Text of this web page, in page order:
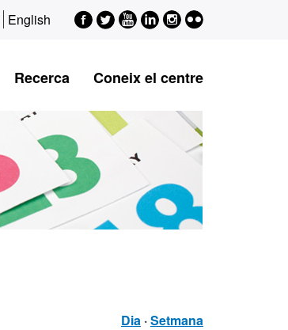
English Facebook
Twitter
Youtube
LinkedIn
Instagram
Flickr
Recerca Coneix el centre
Dia ·Setmana